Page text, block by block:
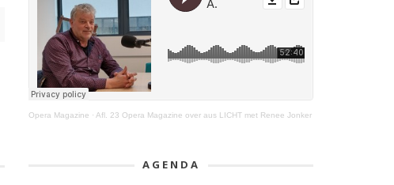
Opera Magazine · Afl. 23 Opera Magazine over aus LICHT met Renee Jonker
AGENDA